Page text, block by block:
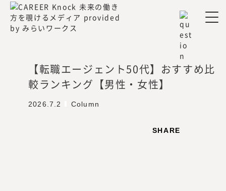
為に挑戦する人を増やす」をミッション、
「プロフェッショナル人材が挑戦するエコシ
ステムを創造する」をビジョンに掲げ、人生
100年時代に、プロフェッショナル人材が、
「独立、起業、副業、正社員」といった働き
方や働く場所、働く目的に縛られない挑戦の
機会提供とその挑戦の支援を行うための事業
を展開しています。
き方やキャリアに関する調査・研究機関『み
【転職エージェント50代】おすすめ比
較ランキング【男性・女性】
2026.7.2 Column
SHARE